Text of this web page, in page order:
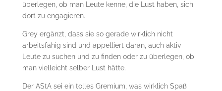
überlegen, ob man Leute kenne, die Lust haben, sich
dort zu engagieren.
Grey ergänzt, dass sie so gerade wirklich nicht
arbeitsfähig sind und appelliert daran, auch aktiv
Leute zu suchen und zu finden oder zu überlegen, ob
man vielleicht selber Lust hätte.
Der AStA sei ein tolles Gremium, was wirklich Spaß